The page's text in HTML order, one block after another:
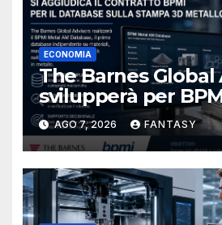
ECONOMIA
The Barnes Global
svilupperà per
database per la
metallica
navale
AGO 7, 2026 FANTASY